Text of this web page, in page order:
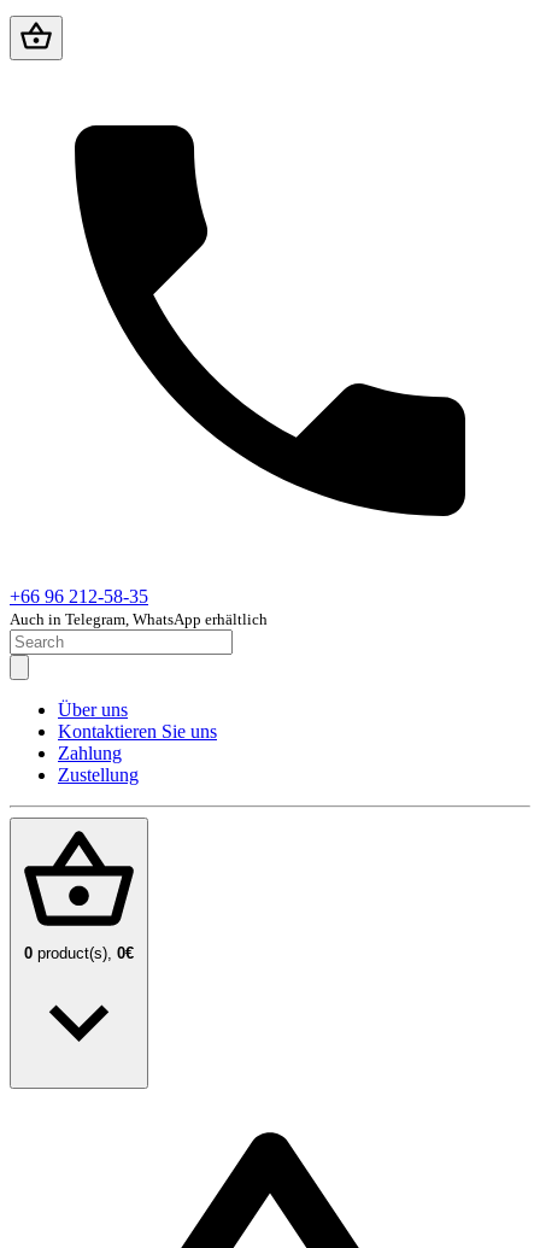
+66 96 212-58-35
Auch in Telegram, WhatsApp erhältlich
Über uns
Kontaktieren Sie uns
Zahlung
Zustellung
0 product(s), 0€